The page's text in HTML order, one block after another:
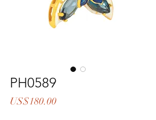
PH0589
US$180.00價